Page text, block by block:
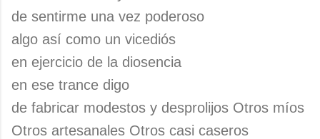
de sentirme una vez poderoso
algo así como un vicediós
en ejercicio de la diosencia
en ese trance digo
de fabricar modestos y desprolijos Otros míos
Otros artesanales Otros casi caseros